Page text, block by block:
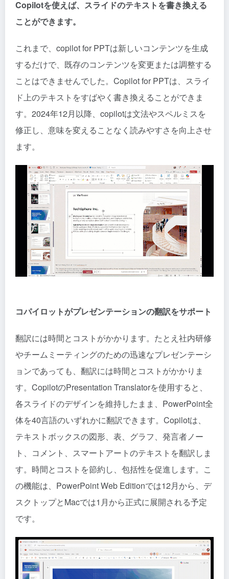
Copilotを使えば、スライドのテキストを書き換える
ことができます。
これまで、copilot for PPTは新しいコンテンツを生成
するだけで、既存のコンテンツを変更または調整する
ことはできませんでした。Copilot for PPTは、スライ
ド上のテキストをすばやく書き換えることができま
す。2024年12月以降、copilotは文法やスペルミスを
修正し、意味を変えることなく読みやすさを向上させ
ます。
コパイロットがプレゼンテーションの翻訳をサポート
翻訳には時間とコストがかかります。たとえ社内研修
やチームミーティングのための迅速なプレゼンテーシ
ョンであっても、翻訳には時間とコストがかかりま
す。CopilotのPresentation Translatorを使用すると、
各スライドのデザインを維持したまま、PowerPoint全
体を40言語のいずれかに翻訳できます。Copilotは、
テキストボックスの図形、表、グラフ、発言者ノー
ト、コメント、スマートアートのテキストを翻訳しま
す。時間とコストを節約し、包括性を促進します。こ
の機能は、PowerPoint Web Editionでは12月から、デ
スクトップとMacでは1月から正式に展開される予定
です。